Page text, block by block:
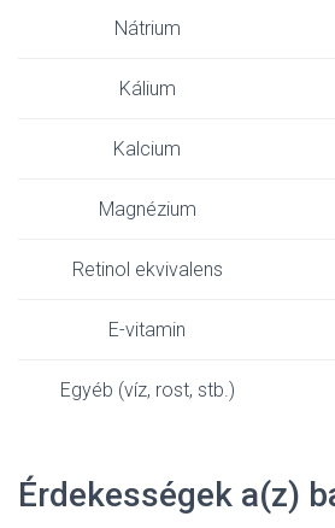
Nátrium
Kálium
Kalcium
Magnézium
Retinol ekvivalens
E-vitamin
Egyéb (víz, rost, stb.)
Érdekességek a(z)